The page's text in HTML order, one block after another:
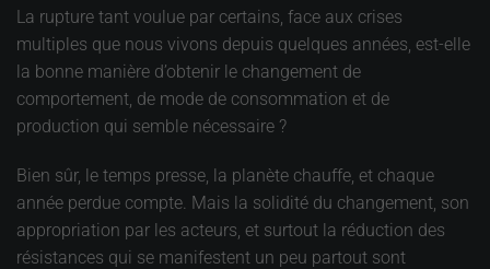
La rupture tant voulue par certains, face aux crises
multiples que nous vivons depuis quelques années, est-elle
la bonne manière d’obtenir le changement de
comportement, de mode de consommation et de
production qui semble nécessaire ?
Bien sûr, le temps presse, la planète chauffe, et chaque
année perdue compte. Mais la solidité du changement, son
appropriation par les acteurs, et surtout la réduction des
résistances qui se manifestent un peu partout sont